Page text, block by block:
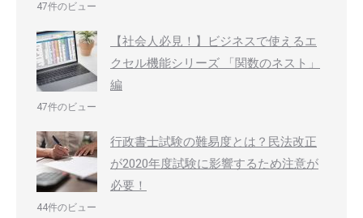
47件のビュー
【社会人必見！】ビジネスで使えるエ
クセル機能シリーズ 「関数のネスト」
編
47件のビュー
行政書士試験の難易度とは？民法改正
が2020年度試験に影響するため注意が
必要！
44件のビュー